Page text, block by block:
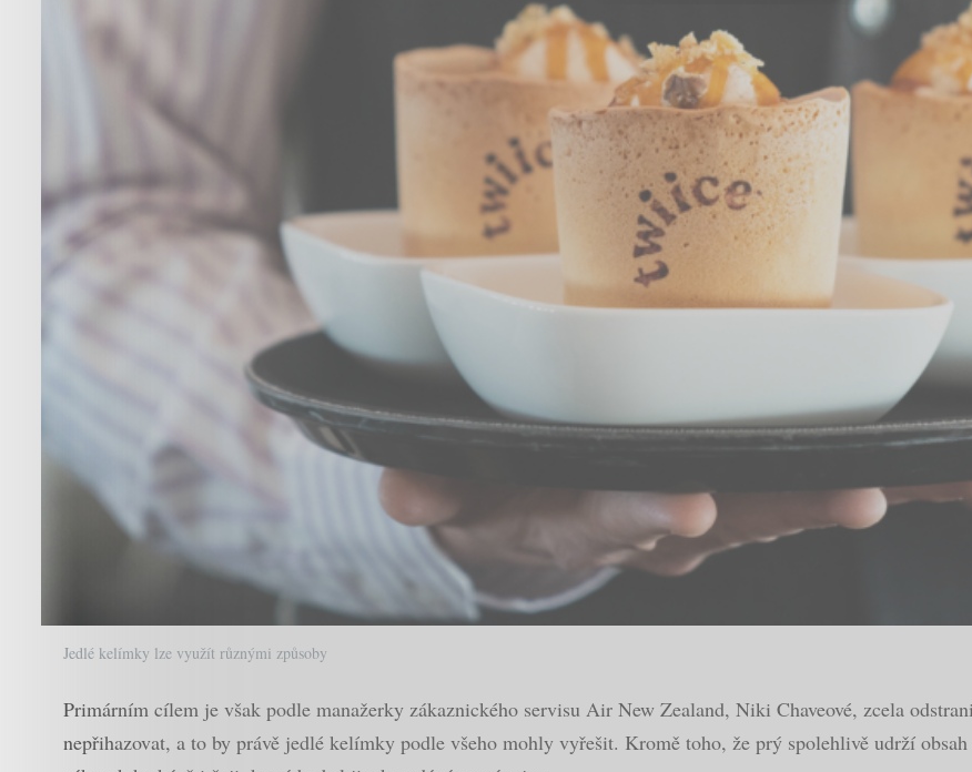
Jedlé kelímky lze využít různými způsoby
Primárním cílem je však podle manažerky zákaznického servisu Air New Zealand, Niki Chaveové, zcela
nepřihazovat, a to by právě jedlé kelímky podle všeho mohly vyřešit. Kromě toho, že prý spolehlivě udrží